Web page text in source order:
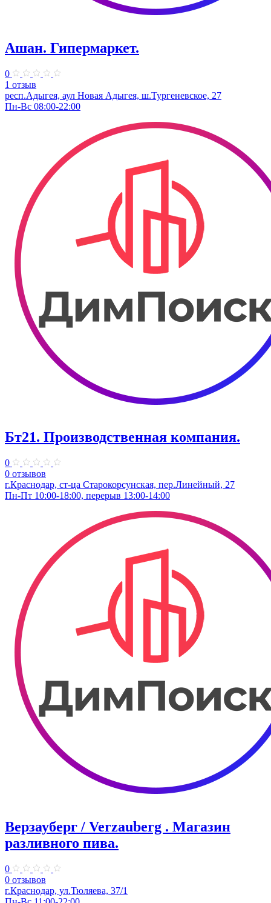
Ашан. Гипермаркет.
0
1 отзыв
респ.Адыгея, аул Новая Адыгея, ш.Тургеневское, 27
Пн-Вс 08:00-22:00
Бт21. Производственная компания.
0
0 отзывов
г.Краснодар, ст-ца Старокорсунская, пер.Линейный, 27
Пн-Пт 10:00-18:00, перерыв 13:00-14:00
Верзауберг / Verzauberg . Магазин
разливного пива.
0
0 отзывов
г.Краснодар, ул.Тюляева, 37/1